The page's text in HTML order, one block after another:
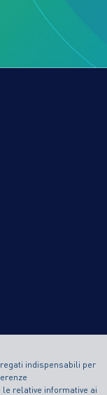
indispensabili per
le relative informative ai